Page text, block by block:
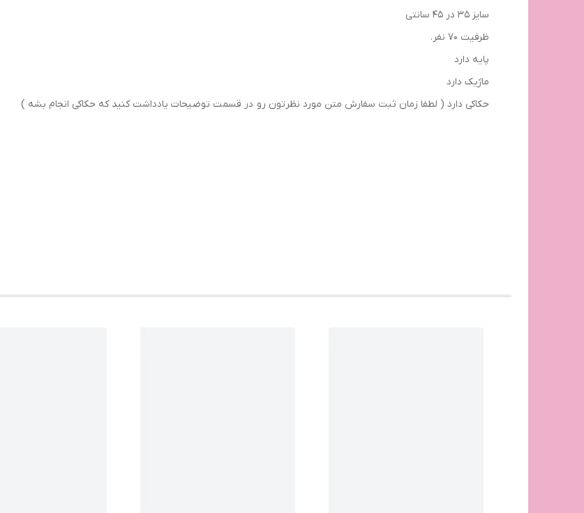
سایز 35 در 45 سانتی
ظرفیت ۷۰ نفر.
پایه دارد
ماژیک دارد
حکاکی دارد ( لطفا زمان ثبت سفارش متن مورد نظرتون رو در قسمت توضیحات یادداشت کنید که حکاکی انجام بشه )